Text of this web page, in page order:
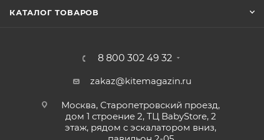
КАТАЛОГ ТОВАРОВ
8 800 302 49 32
zakaz@kitemagazin.ru
Москва, Старопетровский проезд,
дом 1 строение 2, ТЦ BabyStore, 2
этаж, рядом с эскалатором вниз,